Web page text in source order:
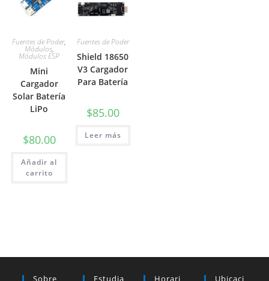
Fuentes de Poder,
Módulos,
Módulos ESP
Mini
Cargador
Solar Batería
LiPo
$80.00
Añadir al
carrito
Fuentes de Poder
Shield 18650
V3 Cargador
Para Batería
$85.00
Leer más
Sobre Estudia Horari Ubicaci